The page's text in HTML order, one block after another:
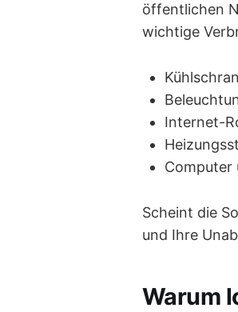
öffentlichen
wichtige
Internet-
Computer
Scheint die
und Ihre
Warum